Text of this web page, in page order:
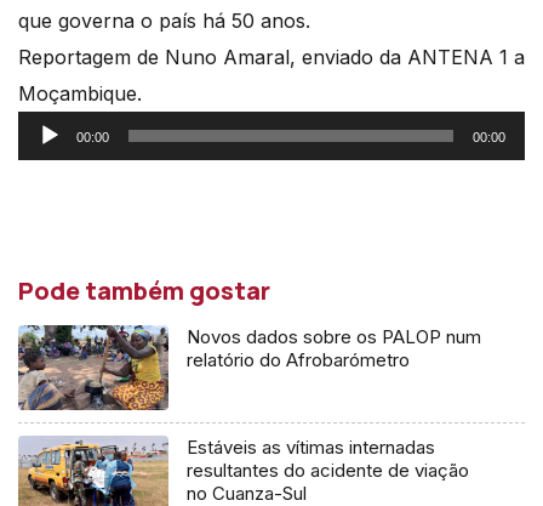
que governa o país há 50 anos.
Reportagem de Nuno Amaral, enviado da ANTENA 1 a
Moçambique.
Reprodutor
de
00:00 00:00
Pode também gostar
Novos dados sobre os PALOP num
relatório do Afrobarómetro
Estáveis as vítimas internadas
resultantes do acidente de viação
no Cuanza-Sul